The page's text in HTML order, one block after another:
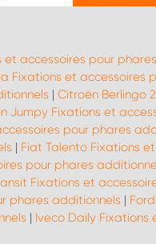
et accessoires pour
Fixations et accessoires
| Citroën Berlingo
Jumpy Fixations et
pour phares
| Fiat Talento Fixations
pour phares
Fixations et
phares additionnels |
| Iveco Daily Fixations